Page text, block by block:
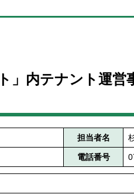
」内テナント運営
担当者名
電話番号